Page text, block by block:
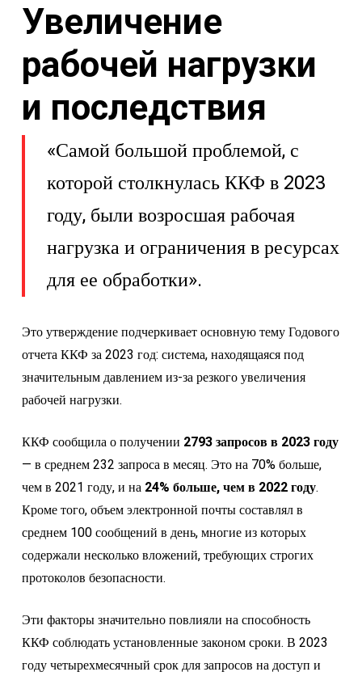
Увеличение
рабочей нагрузки
и последствия
«Самой большой проблемой, с
которой столкнулась ККФ в 2023
году, были возросшая рабочая
нагрузка и ограничения в ресурсах
для ее обработки».
Это утверждение подчеркивает основную тему Годового
отчета ККФ за 2023 год: система, находящаяся под
значительным давлением из-за резкого увеличения
рабочей нагрузки.
ККФ сообщила о получении 2793 запросов в 2023 году
— в среднем 232 запроса в месяц. Это на 70% больше,
чем в 2021 году, и на 24% больше, чем в 2022 году.
Кроме того, объем электронной почты составлял в
среднем 100 сообщений в день, многие из которых
содержали несколько вложений, требующих строгих
протоколов безопасности.
Эти факторы значительно повлияли на способность
ККФ соблюдать установленные законом сроки. В 2023
году четырехмесячный срок для запросов на доступ и